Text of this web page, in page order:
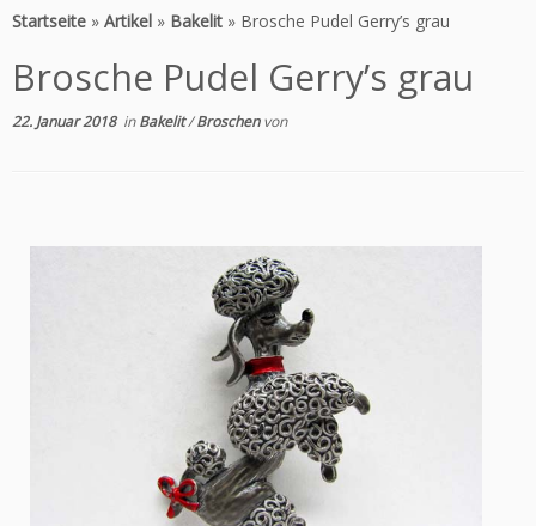
Inhalt
Startseite » Artikel » Bakelit » Brosche Pudel Gerry’s grau
Brosche Pudel Gerry’s grau
22. Januar 2018inBakelit/Broschenvon